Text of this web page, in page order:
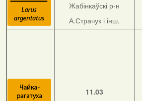
Жабінкаўскі р-н
А.Страчук і інш.
11.03